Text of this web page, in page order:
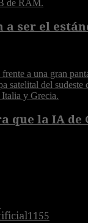
a ser el
que la IA de
1155